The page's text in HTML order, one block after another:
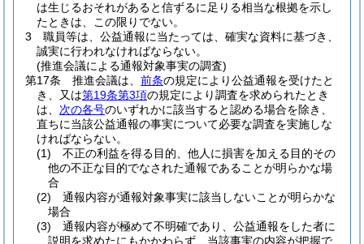
は生じるおそれがあると信ずるに足りる相当な根拠を示し
たときは、この限りでない。
3
職員等は、公益通報に当たっては、確実な資料に基づき、
誠実に行われなければならない。
(推進会議による通報対象事実の調査)
第17条
推進会議は、 前条の規定により公益通報を受けたと
き、又は第19条第3項の規定により調査を求められたとき
は、 次の各号のいずれかに該当すると認める場合を除き、
直ちに当該公益通報の事実について必要な調査を実施しな
ければならない。
(1)
不正の利益を得る目的、他人に損害を加える目的その
他の不正な目的でなされた通報であることが明らかな場
合
(2)
通報内容が通報対象事実に該当しないことが明らかな
場合
(3)
通報内容が極めて不明確であり、公益通報をした者に
説明を求めたにもかかわらず、当該事実の内容が把握で